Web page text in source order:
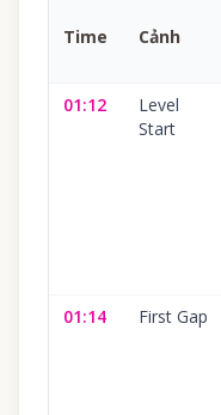
Time Cảnh
01:12
Level
Start
01:14 First Gap